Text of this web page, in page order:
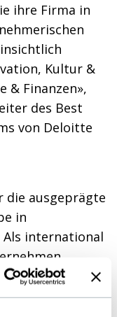
ihre Firma in
Kultur &
& Finanzen»,
des Best
von Deloitte
die ausgeprägte
in
Als international